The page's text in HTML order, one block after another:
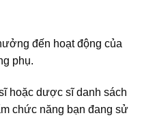
đến hoạt động của
phụ.
hoặc dược sĩ danh sách
chức năng bạn đang sử